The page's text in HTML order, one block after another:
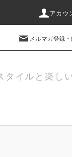
アカウ
メルマガ登録
タイルと楽し